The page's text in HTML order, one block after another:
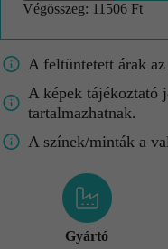
Végösszeg: 11506 Ft
A feltüntetett árak
A képek tájékoztató
tartalmazhatnak.
A színek/minták a
Gyártó